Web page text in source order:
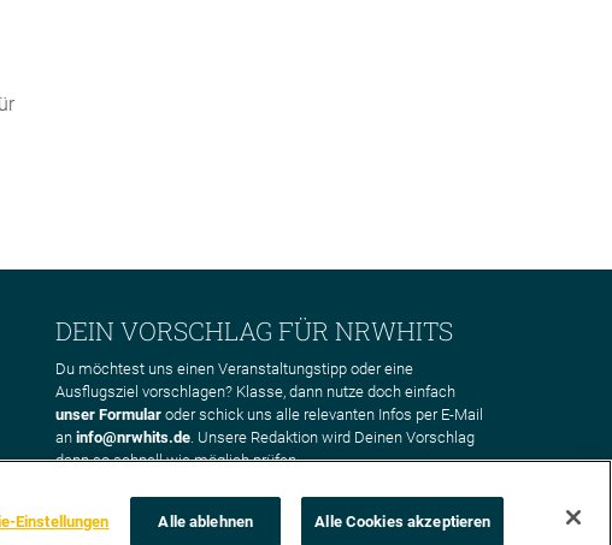
DEIN VORSCHLAG FÜR NRWHITS
Du möchtest uns einen Veranstaltungstipp oder eine
Ausflugsziel vorschlagen? Klasse, dann nutze doch einfach
unser Formular oder schick uns alle relevanten Infos per E-Mail
an info@nrwhits.de. Unsere Redaktion wird Deinen Vorschlag
dann so schnell wie möglich prüfen.
Einstellungen Alle ablehnen Alle Cookies akzeptieren